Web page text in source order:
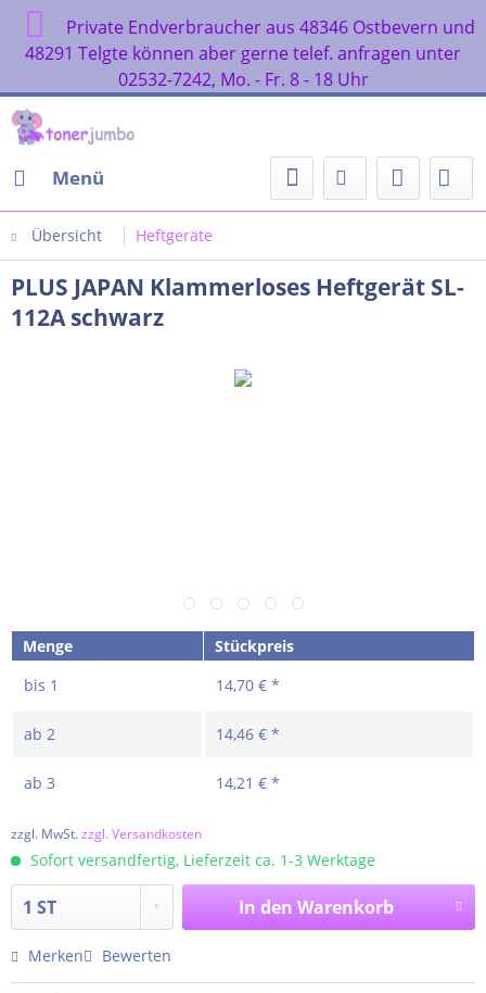
Private Endverbraucher aus 48346 Ostbevern und
48291 Telgte können aber gerne telef. anfragen unter
02532-7242, Mo. - Fr. 8 - 18 Uhr
Menü
Übersicht Heftgeräte
PLUS JAPAN Klammerloses Heftgerät SL-
112A schwarz
Menge
Stückpreis
bis 1 14,70 € *
ab 2 14,46 € *
ab 3 14,21 € *
zzgl. MwSt.zzgl. Versandkosten
Sofort versandfertig, Lieferzeit ca. 1-3 Werktage
In den Warenkorb
Merken Bewerten